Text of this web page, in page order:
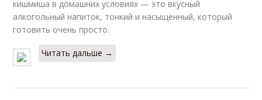
кишмиша в домашних условиях — это вкусный
алкогольный напиток, тонкий и насыщенный, который
готовить очень просто.
Читать дальше →